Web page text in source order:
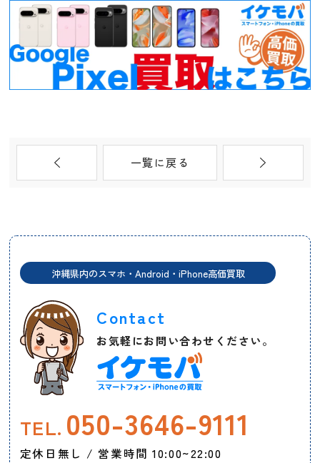
一覧に戻る
沖縄県内のスマホ・Android・iPhone高価買取
Contact
お気軽にお問い合わせください。
TEL. 050-3646-9111
定休日無し / 営業時間 10:00~22:00